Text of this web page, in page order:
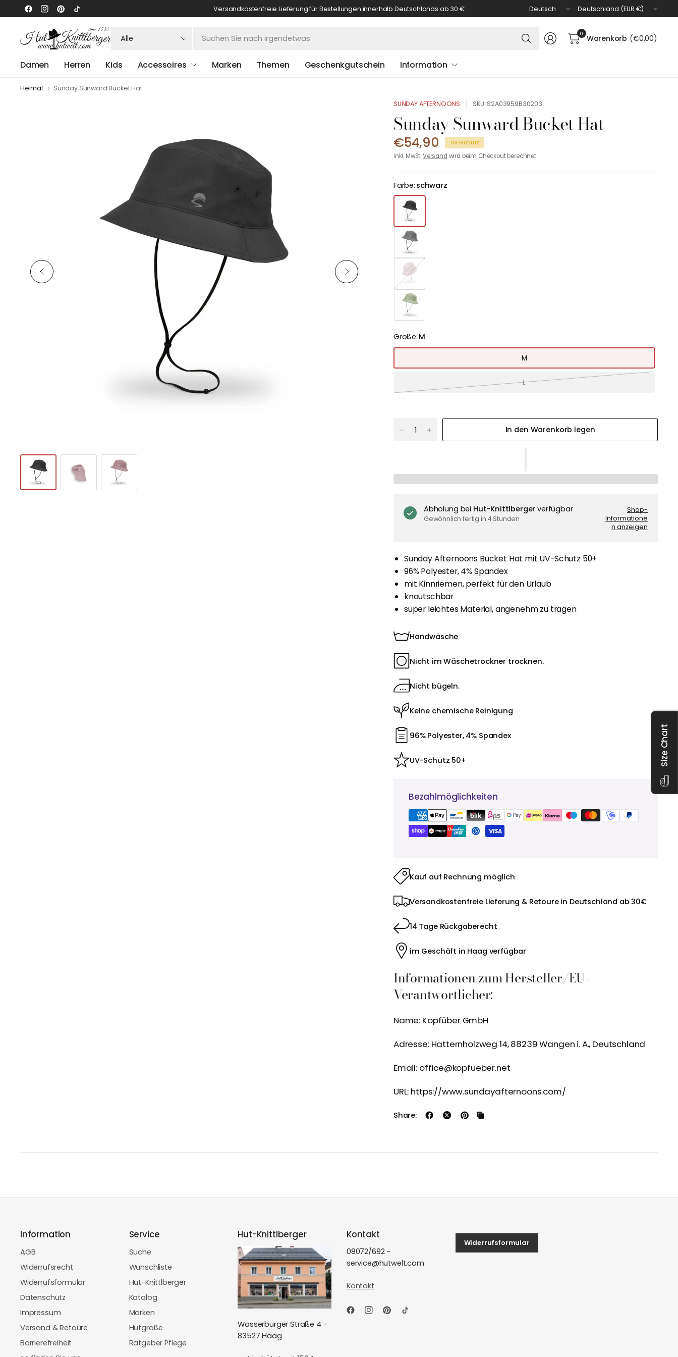
Versandkostenfreie Lieferung für Bestellungen innerhalb Deutschlands ab 30 €
Land/Region
aktualisieren
Land/Region
aktualisieren
Suchen
Sie
Sie
irgendetwas
0 Warenkorb (€0,00)
Damen Herren Kids Accessoires Marken Themen Geschenkgutschein Information
Heimat
Sunday Sunward Bucket Hat
SUNDAY AFTERNOONS
SKU: S2A03959B30203
Sunday Sunward Bucket Hat
€54,90 UV-Schutz
inkl. MwSt.Versand wird beim Checkout berechnet
Farbe: schwarz
Größe: M
M
L
In den Warenkorb legen
Abholung bei Hut-Knittlberger verfügbar
Gewöhnlich fertig in 4 Stunden
Shop-
Informatione
n anzeigen
Sunday Afternoons Bucket Hat mit UV-Schutz 50+
96% Polyester, 4% Spandex
mit Kinnriemen, perfekt für den Urlaub
knautschbar
super leichtes Material, angenehm zu tragen
Handwäsche
Nicht im Wäschetrockner trocknen.
Nicht bügeln.
Keine chemische Reinigung
96% Polyester, 4% Spandex
UV-Schutz 50+
Bezahlmöglichkeiten
Kauf auf Rechnung möglich
Versandkostenfreie Lieferung & Retoure in Deutschland ab 30€
14 Tage Rückgaberecht
im Geschäft in Haag verfügbar
Informationen zum Hersteller/EU-
Verantwortlicher:
Name: Kopfüber GmbH
Adresse: Hatternholzweg 14, 88239 Wangen i. A., Deutschland
Email: office@kopfueber.net
URL: https://www.sundayafternoons.com/
Share:
Information
AGB
Widerrufsrecht
Widerrufsformular
Datenschutz
Impressum
Versand & Retoure
Barrierefreiheit
Service
Suche
Wunschliste
Hut-Knittlberger
Katalog
Marken
Hutgröße
Ratgeber Pflege
Hut-Knittlberger
Wasserburger Straße 4 -
83527 Haag
Kontakt
08072/692 -
service@hutwelt.com
Kontakt
Widerrufsformular
Size Chart